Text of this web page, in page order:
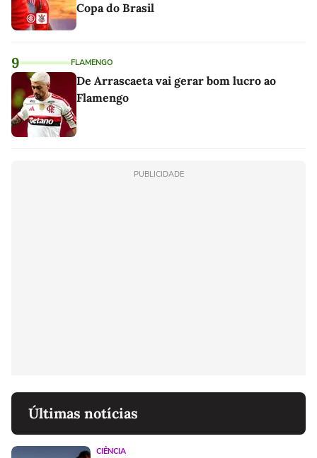
Copa do Brasil
9 FLAMENGO
De Arrascaeta vai gerar bom lucro ao
Flamengo
PUBLICIDADE
Últimas notícias
CIÊNCIA